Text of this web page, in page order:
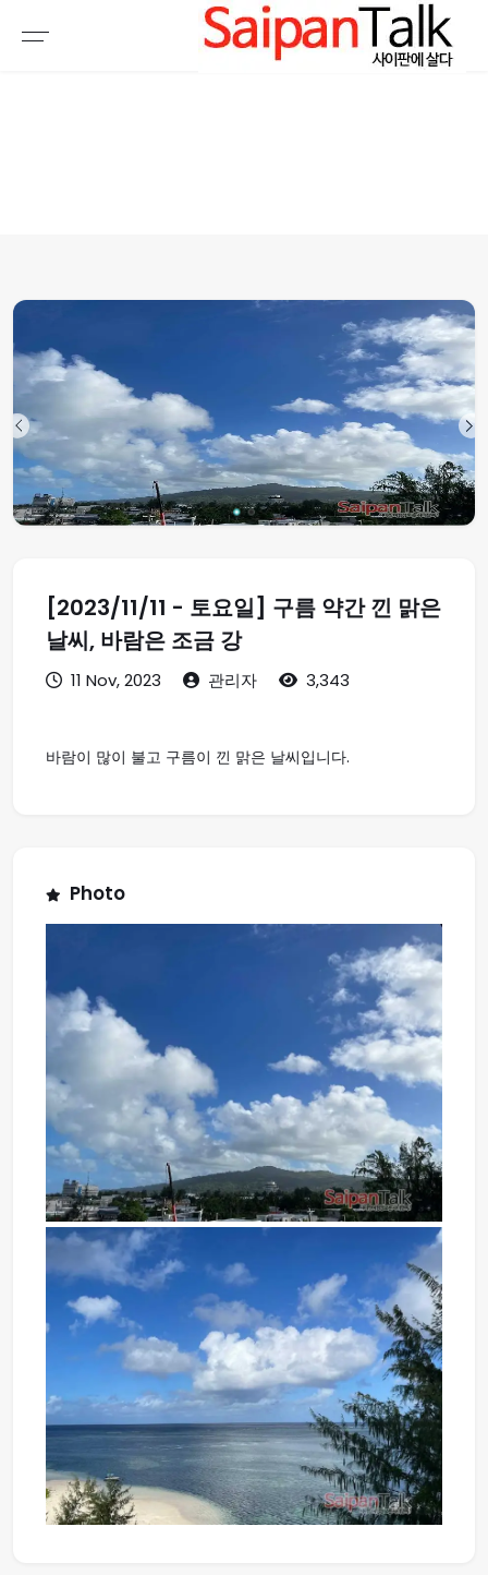
[2023/11/11 - 토요일] 구름 약간 낀 맑은
날씨, 바람은 조금 강
11 Nov, 2023 관리자 3,343
바람이 많이 불고 구름이 낀 맑은 날씨입니다.
Photo
여행정보
생활정보